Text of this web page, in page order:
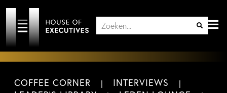
COFFEE CORNER
INTERVIEWS